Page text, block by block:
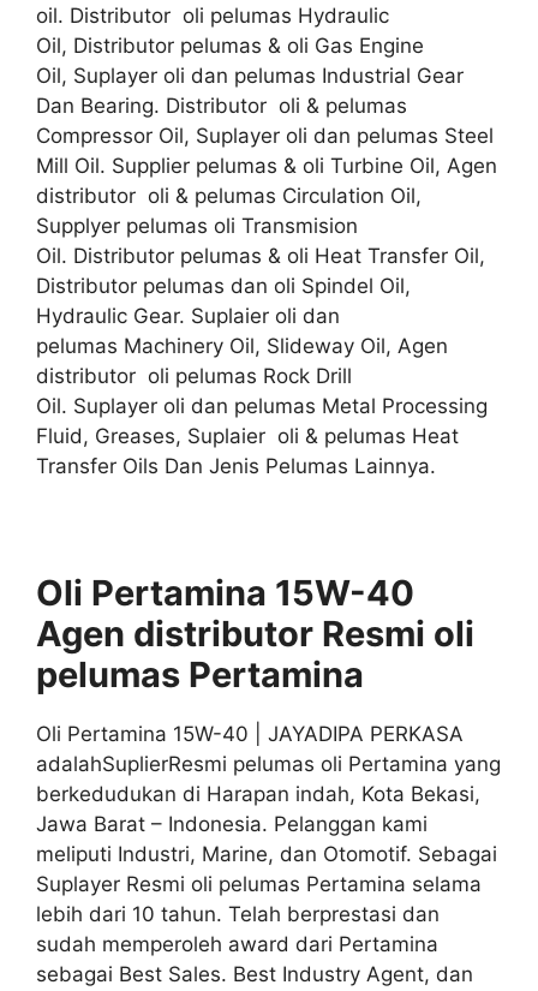
oil. Distributor oli pelumas Hydraulic
Oil, Distributor pelumas & oli Gas Engine
Oil, Suplayer oli dan pelumas Industrial Gear
Dan Bearing. Distributor oli & pelumas
Compressor Oil, Suplayer oli dan pelumas Steel
Mill Oil. Supplier pelumas & oli Turbine Oil, Agen
distributor oli & pelumas Circulation Oil,
Supplyer pelumas oli Transmision
Oil. Distributor pelumas & oli Heat Transfer Oil,
Distributor pelumas dan oli Spindel Oil,
Hydraulic Gear. Suplaier oli dan
pelumas Machinery Oil, Slideway Oil, Agen
distributor oli pelumas Rock Drill
Oil. Suplayer oli dan pelumas Metal Processing
Fluid, Greases, Suplaier oli & pelumas Heat
Transfer Oils Dan Jenis Pelumas Lainnya.
Oli Pertamina 15W-40
Agen distributor Resmi oli
pelumas Pertamina
Oli Pertamina 15W-40 | JAYADIPA PERKASA
adalahSuplierResmi pelumas oli Pertamina yang
berkedudukan di Harapan indah, Kota Bekasi,
Jawa Barat – Indonesia. Pelanggan kami
meliputi Industri, Marine, dan Otomotif. Sebagai
Suplayer Resmi oli pelumas Pertamina selama
lebih dari 10 tahun. Telah berprestasi dan
sudah memperoleh award dari Pertamina
sebagai Best Sales. Best Industry Agent, dan